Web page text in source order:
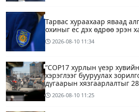
Тарвас хураахаар яваад
охиныг ес дэх өдрөө эрэн
2026-08-10 11:34
“COP17 хурлын үеэр
хэрэглээг бууруулах
дугаарын хязгаарлалтыг
хийнэ“
2026-08-10 11:25